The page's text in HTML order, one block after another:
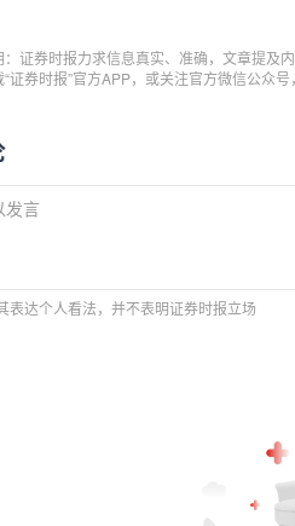
：证券时报力求信息真实、准确，文章提及
“证券时报”官方APP，或关注官方微信公众
发言
表达个人看法，并不表明证券时报立场